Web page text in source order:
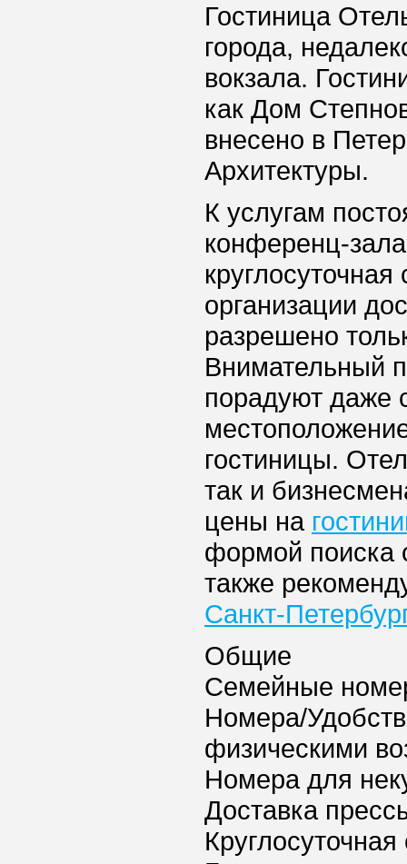
Гостиница
города,
вокзала.
как Дом
внесено в
Архитектуры.
К услугам
конференц-
организации
разрешено
Внимательный
порадуют даже
гостиницы.
так и
цены на
формой поиска
также
Санкт-Петербург
Общие
Семейные
Номера/
физическими
Номера для
Доставка